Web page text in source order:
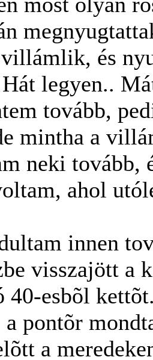
és
legyen..
tovább,
mintha a
neki tovább,
ahol
innen
visszajött a
40-esbõl
pontõr
a